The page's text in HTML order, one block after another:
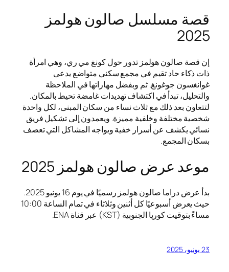
قصة مسلسل صالون هولمز
2025
إن قصة صالون هولمز تدور حول كونغ مي ري، وهي امرأة
ذات ذكاء حاد تقيم في مجمع سكني متواضع يدعى
غوانغسون جوغونغ. ثم وبفضل مهاراتها في الملاحظة
والتحليل، تبدأ في اكتشاف تهديدات غامضة تحيط بالمكان.
لتتعاون بعد ذلك مع ثلاث نساء من سكان المبنى، لكل واحدة
شخصية مختلفة وخلفية مميزة. ويعمدون إلى تشكيل فريق
نسائي يكشف عن أسرار خفية ويواجه المشاكل التي تعصف
بسكان المجمع.
موعد عرض صالون هولمز 2025
بدأ عرض دراما صالون هولمز رسميًا في يوم 16 يونيو 2025.
حيث يعرض أسبوعيًا كل أثنين وثلاثاء في تمام الساعة 10:00
مساءً بتوقيت كوريا الجنوبية (KST) عبر قناة ENA.
23 يونيو، 2025